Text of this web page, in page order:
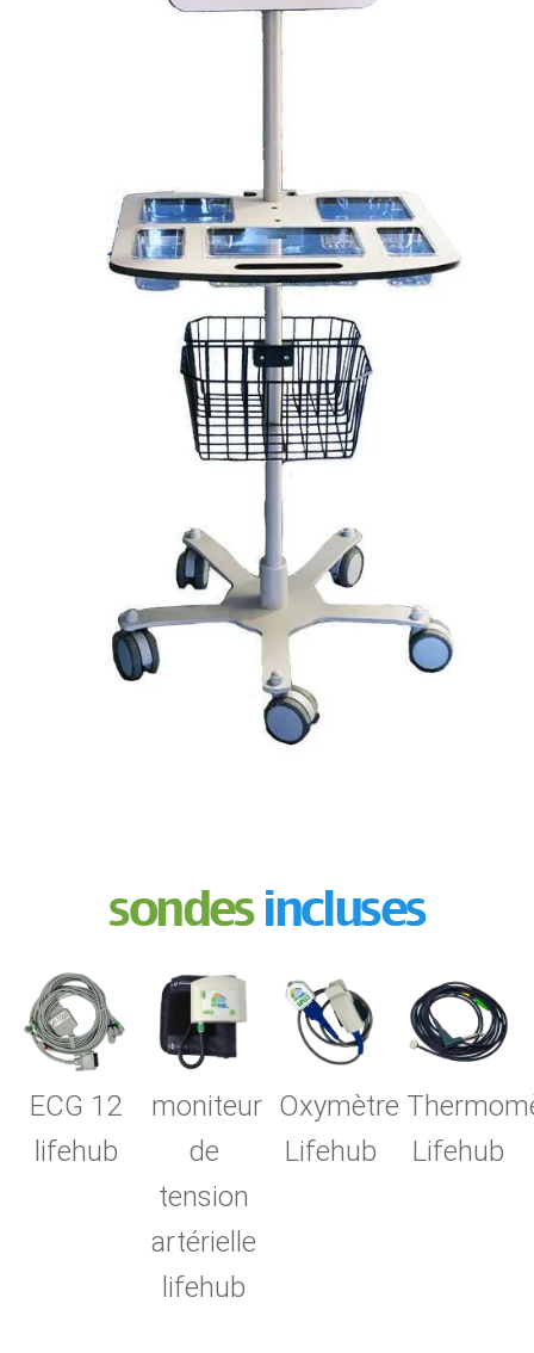
sondesincluses
ECG 12
lifehub
moniteur
de
tension
artérielle
lifehub
Oxymètre
Lifehub
Lifehub